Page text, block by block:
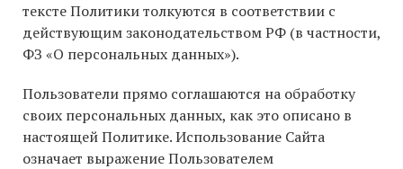
тексте Политики толкуются в соответствии с
действующим законодательством РФ (в частности,
ФЗ «О персональных данных»).
Пользователи прямо соглашаются на обработку
своих персональных данных, как это описано в
настоящей Политике. Использование Сайта
означает выражение Пользователем